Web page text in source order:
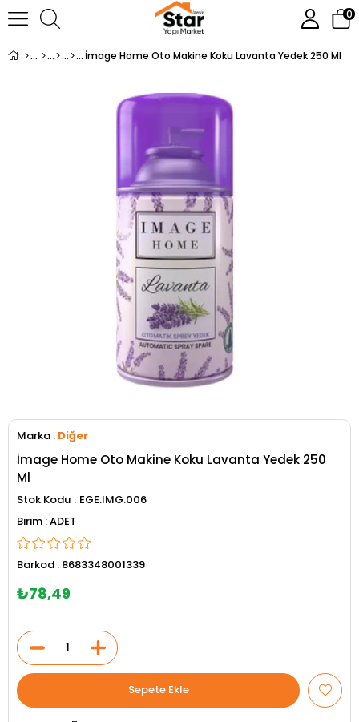
0
İmage Home Oto Makine Koku Lavanta Yedek 250 Ml
Marka : Diğer
İmage Home Oto Makine Koku Lavanta Yedek 250
Ml
Stok Kodu
EGE.IMG.006
ADET
Barkod : 8683348001339
₺78,49